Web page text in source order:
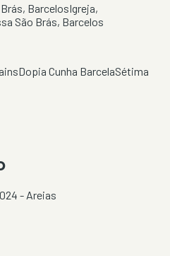
BarcelosIgreja,
São Brás, Barcelos
Dopia Cunha BarcelaSétima
- Areias